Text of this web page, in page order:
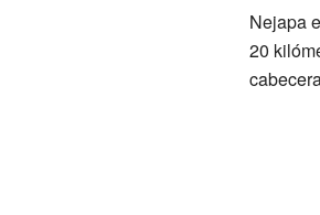
Nejapa
20